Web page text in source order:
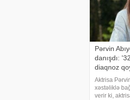
Pərvin
danışdı:
diaqnoz
Aktrisa
xəstəliklə
verir ki,